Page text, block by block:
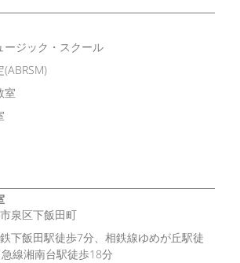
ージック・スクール
室
泉区下飯田町
下飯田駅徒歩7分、相鉄線ゆめが丘駅徒
線湘南台駅徒歩18分